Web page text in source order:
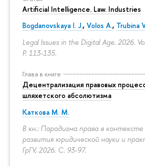
Artificial Intelligence. Law. Industries
Bogdanovskaya I. J., Volos A., Trubina
Legal Issues in the Digital Age. 2026.
P. 113-135.
Глава в книге
Децентрализация правовых
шляхетского абсолютизма
Каткова М. М.
В кн.: Парадигма права в контексте
развития юридической науки и
ГрГУ, 2026. С. 93-97.